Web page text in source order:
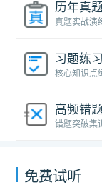
历年真题
真题实战演
习题练习
核心知识点
高频错题
错题突破集训
免费试听